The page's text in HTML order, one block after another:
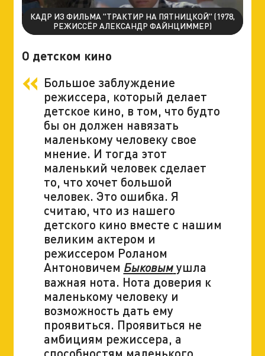
КАДР ИЗ ФИЛЬМА "ТРАКТИР НА ПЯТНИЦКОЙ" (1978,
РЕЖИССЁР АЛЕКСАНДР ФАЙНЦИММЕР)
О детском кино
Большое заблуждение
режиссера, который делает
детское кино, в том, что будто
бы он должен навязать
маленькому человеку свое
мнение. И тогда этот
маленький человек сделает
то, что хочет большой
человек. Это ошибка. Я
считаю, что из нашего
детского кино вместе с нашим
великим актером и
режиссером Роланом
Антоновичем Быковым ушла
важная нота. Нота доверия к
маленькому человеку и
возможность дать ему
проявиться. Проявиться не
амбициям режиссера, а
способностям маленького